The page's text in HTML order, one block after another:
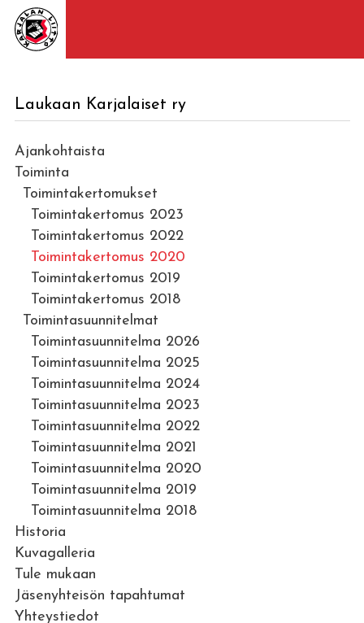
Laukaan Karjalaiset ry
Ajankohtaista
Toiminta
Toimintakertomukset
Toimintakertomus 2023
Toimintakertomus 2022
Toimintakertomus 2020
Toimintakertomus 2019
Toimintakertomus 2018
Toimintasuunnitelmat
Toimintasuunnitelma 2026
Toimintasuunnitelma 2025
Toimintasuunnitelma 2024
Toimintasuunnitelma 2023
Toimintasuunnitelma 2022
Toimintasuunnitelma 2021
Toimintasuunnitelma 2020
Toimintasuunnitelma 2019
Toimintasuunnitelma 2018
Historia
Kuvagalleria
Tule mukaan
Jäsenyhteisön tapahtumat
Yhteystiedot